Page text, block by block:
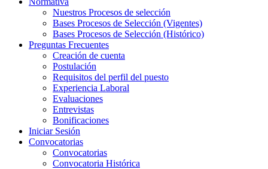
Nuestros Procesos de selección
Bases Procesos de Selección (Vigentes)
Bases Procesos de Selección (Histórico)
Preguntas Frecuentes
Creación de cuenta
Postulación
Requisitos del perfil del puesto
Experiencia Laboral
Evaluaciones
Entrevistas
Bonificaciones
Iniciar Sesión
Convocatorias
Convocatorias
Convocatoria Histórica